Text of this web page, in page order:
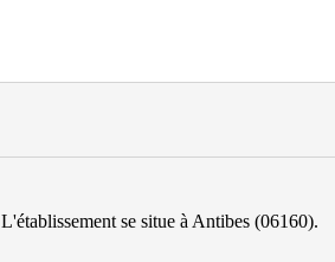
L'établissement se situe à Antibes (06160).